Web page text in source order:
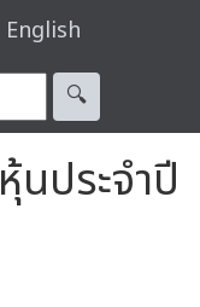
English
🔍︎
นประจำปี